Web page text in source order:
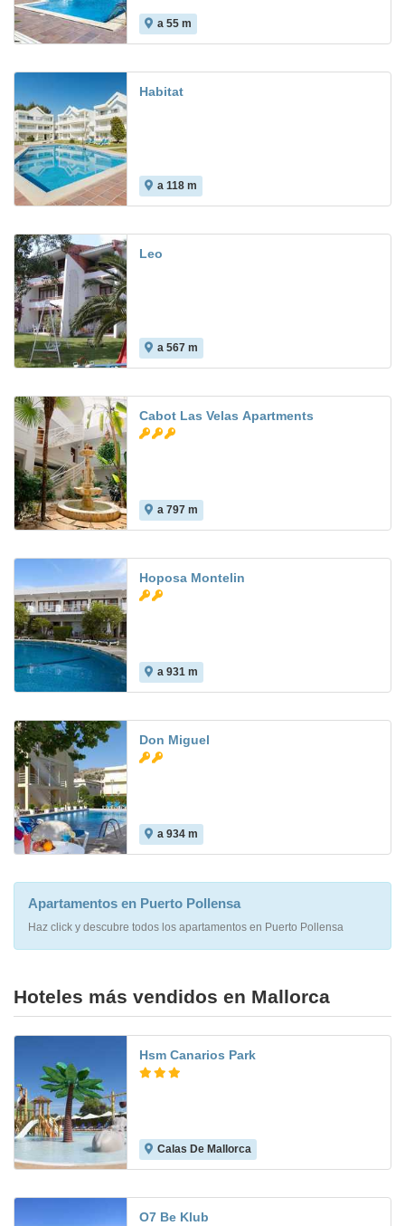
a 55 m
Habitat
a 118 m
Leo
a 567 m
Cabot Las Velas Apartments
a 797 m
Hoposa Montelin
a 931 m
Don Miguel
a 934 m
Apartamentos en Puerto Pollensa
Haz click y descubre todos los apartamentos en Puerto Pollensa
Hoteles más vendidos en Mallorca
Hsm Canarios Park
Calas De Mallorca
O7 Be Klub